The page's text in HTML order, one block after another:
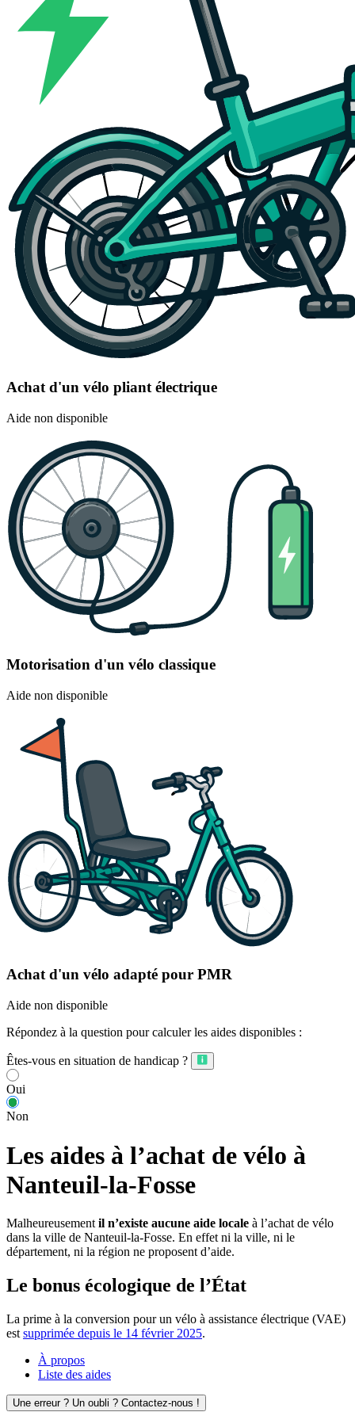
Achat d'un vélo pliant électrique
Aide non disponible
Motorisation d'un vélo classique
Aide non disponible
Achat d'un vélo adapté pour PMR
Aide non disponible
Répondez à la question pour calculer les aides disponibles :
Êtes-vous en situation de handicap ?
Oui
Non
Les aides à l’achat de vélo à
Nanteuil-la-Fosse
Malheureusement il n’existe aucune aide locale à l’achat de vélo
dans la ville de Nanteuil-la-Fosse. En effet ni la ville, ni le
département, ni la région ne proposent d’aide.
Le bonus écologique de l’État
La prime à la conversion pour un vélo à assistance électrique (VAE)
est supprimée depuis le 14 février 2025.
À propos
Liste des aides
Une erreur ? Un oubli ? Contactez-nous !